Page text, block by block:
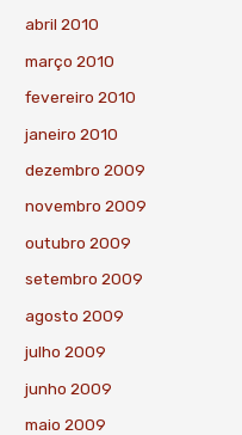
abril 2010
março 2010
fevereiro 2010
janeiro 2010
dezembro 2009
novembro 2009
outubro 2009
setembro 2009
agosto 2009
julho 2009
junho 2009
maio 2009